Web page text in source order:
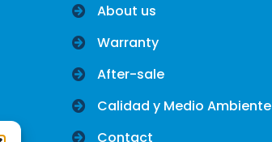
About us
Warranty
After-sale
Calidad y Medio Ambiente
Contact